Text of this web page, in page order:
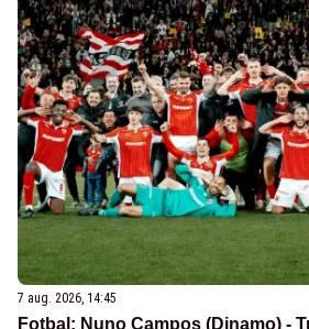
7 aug. 2026, 14:45
Fotbal: Nuno Campos (Dinamo) -